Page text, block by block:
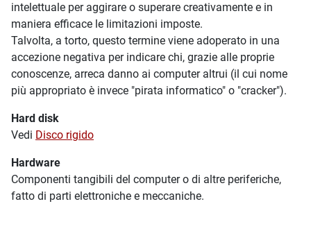
intelettuale per aggirare o superare creativamente e in
maniera efficace le limitazioni imposte.
Talvolta, a torto, questo termine viene adoperato in una
accezione negativa per indicare chi, grazie alle proprie
conoscenze, arreca danno ai computer altrui (il cui nome
più appropriato è invece "pirata informatico" o "cracker").
Hard disk
Vedi Disco rigido
Hardware
Componenti tangibili del computer o di altre periferiche,
fatto di parti elettroniche e meccaniche.